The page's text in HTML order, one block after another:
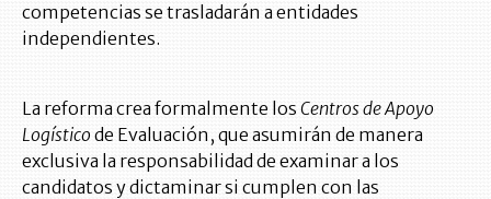
competencias se trasladarán a entidades
independientes.
La reforma crea formalmente los Centros de Apoyo
Logístico de Evaluación, que asumirán de manera
exclusiva la responsabilidad de examinar a los
candidatos y dictaminar si cumplen con las